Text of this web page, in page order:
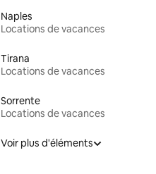
Naples
Locations de vacances
Tirana
Locations de vacances
Sorrente
Locations de vacances
Voir plus d'éléments